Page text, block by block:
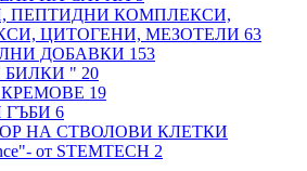
ПЕПТИДНИ КОМПЛЕКСИ,
ЦИТОГЕНИ, МЕЗОТЕЛИ 63
ДОБАВКИ 153
БИЛКИ " 20
19
6
НА СТВОЛОВИ КЛЕТКИ
от STEMTECH 2